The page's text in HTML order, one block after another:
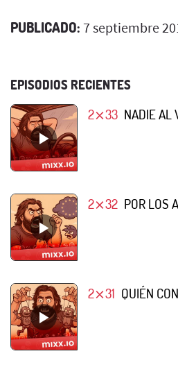
PUBLICADO: 7 septiembre
EPISODIOS RECIENTES
2⨯33 NADIE AL
2⨯32 POR LOS
2⨯31 QUIÉN